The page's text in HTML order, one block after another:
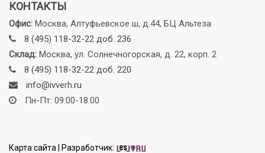
КОНТАКТЫ
Офис: Москва, Алтуфьевское ш, д.44, БЦ Альтеза
8 (495) 118-32-22 доб. 236
Склад: Москва, ул. Солнечногорская, д. 22, корп. 2
8 (495) 118-32-22 доб. 220
info@ivverh.ru
Пн-Пт: 09:00-18:00
Карта сайта Разработчик: